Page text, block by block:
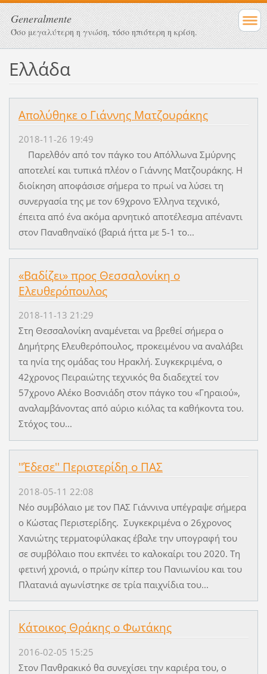
Generalmente
Όσο μεγαλύτερη η γνώση, τόσο ηπιότερη η κρίση.
Ελλάδα
Απολύθηκε ο Γιάννης Ματζουράκης
2018-11-26 19:49
Παρελθόν από τον πάγκο του Απόλλωνα Σμύρνης
αποτελεί και τυπικά πλέον ο Γιάννης Ματζουράκης. Η
διοίκηση αποφάσισε σήμερα το πρωί να λύσει τη
συνεργασία της με τον 69χρονο Έλληνα τεχνικό,
έπειτα από ένα ακόμα αρνητικό αποτέλεσμα απέναντι
στον Παναθηναϊκό (βαριά ήττα με 5-1 το...
«Βαδίζει» προς Θεσσαλονίκη ο
Ελευθερόπουλος
2018-11-13 21:29
Στη Θεσσαλονίκη αναμένεται να βρεθεί σήμερα ο
Δημήτρης Ελευθερόπουλος, προκειμένου να αναλάβει
τα ηνία της ομάδας του Ηρακλή. Συγκεκριμένα, ο
42χρονος Πειραιώτης τεχνικός θα διαδεχτεί τον
57χρονο Αλέκο Βοσνιάδη στον πάγκο του «Γηραιού»,
αναλαμβάνοντας από αύριο κιόλας τα καθήκοντα του.
Στόχος του...
''Έδεσε'' Περιστερίδη ο ΠΑΣ
2018-05-11 22:08
Νέο συμβόλαιο με τον ΠΑΣ Γιάννινα υπέγραψε σήμερα
ο Κώστας Περιστερίδης. Συγκεκριμένα ο 26χρονος
Χανιώτης τερματοφύλακας έβαλε την υπογραφή του
σε συμβόλαιο που εκπνέει το καλοκαίρι του 2020. Τη
φετινή χρονιά, ο πρώην κίπερ του Πανιωνίου και του
Πλατανιά αγωνίστηκε σε τρία παιχνίδια του...
Κάτοικος Θράκης ο Φωτάκης
2016-02-05 15:25
Στον Πανθρακικό θα συνεχίσει την καριέρα του, ο